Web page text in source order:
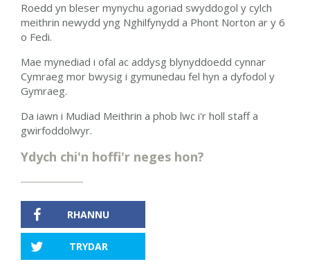
Roedd yn bleser mynychu agoriad swyddogol y cylch
meithrin newydd yng Nghilfynydd a Phont Norton ar y 6
o Fedi.
Mae mynediad i ofal ac addysg blynyddoedd cynnar
Cymraeg mor bwysig i gymunedau fel hyn a dyfodol y
Gymraeg.
Da iawn i Mudiad Meithrin a phob lwc i'r holl staff a
gwirfoddolwyr.
Ydych chi'n hoffi'r neges hon?
RHANNU
TRYDAR